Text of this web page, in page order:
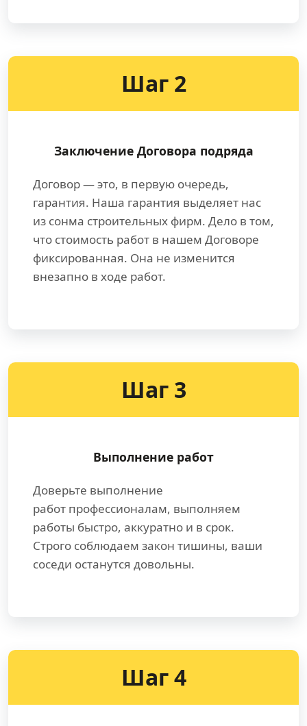
Шаг 2
Заключение Договора подряда
Договор — это, в первую очередь,
гарантия. Наша гарантия выделяет нас
из сонма строительных фирм. Дело в том,
что стоимость работ в нашем Договоре
фиксированная. Она не изменится
внезапно в ходе работ.
Шаг 3
Выполнение работ
Доверьте выполнение
работ профессионалам, выполняем
работы быстро, аккуратно и в срок.
Строго соблюдаем закон тишины, ваши
соседи останутся довольны.
Шаг 4